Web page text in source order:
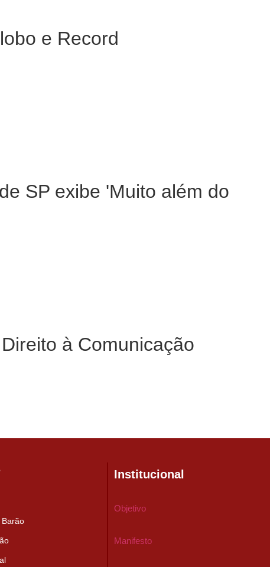
e Record
SP exibe 'Muito além do
à Comunicação
Institucional
Objetivo
Manifesto